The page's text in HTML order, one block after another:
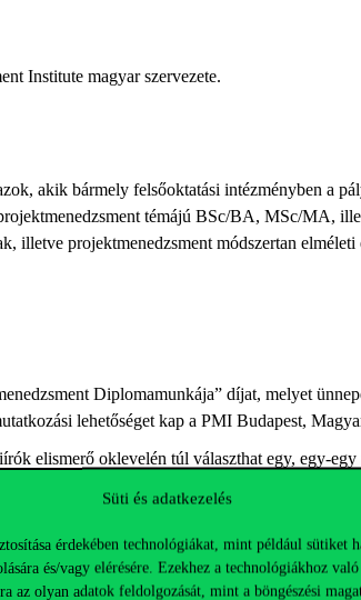
Süti és adatkezelés
érdekében technológiákat, mint például sütiket
és/vagy elérésére. Ezekhez a technológiákhoz
az olyan adatok feldolgozását, mint a böngészési
Institute magyar szervezete.
akik bármely felsőoktatási intézményben a
témájú BSc/BA, MSc/MA,
illetve projektmenedzsment módszertan
Diplomamunkája” díjat, melyet
lehetőséget kap a PMI Budapest,
elismerő oklevelén túl választhat egy, egy-
projektmenedzsment témakörben kiadott
bemutatását tartalmazza.
Lehetőség van a diplomadolgozat
megjelenési lehetőségeket biztosítanak a